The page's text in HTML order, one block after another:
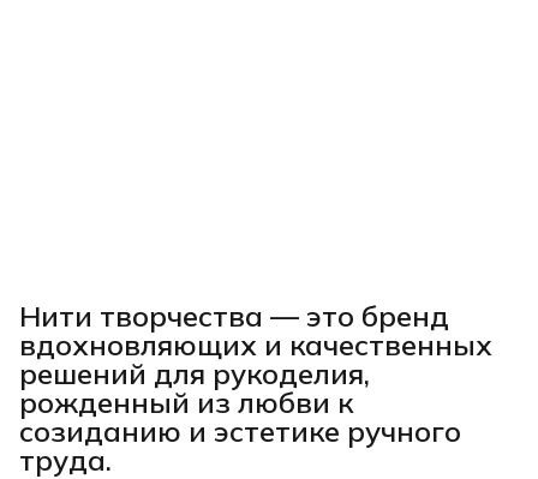
Нити творчества — это бренд
вдохновляющих и качественных
решений для рукоделия,
рожденный из любви к
созиданию и эстетике ручного
труда.